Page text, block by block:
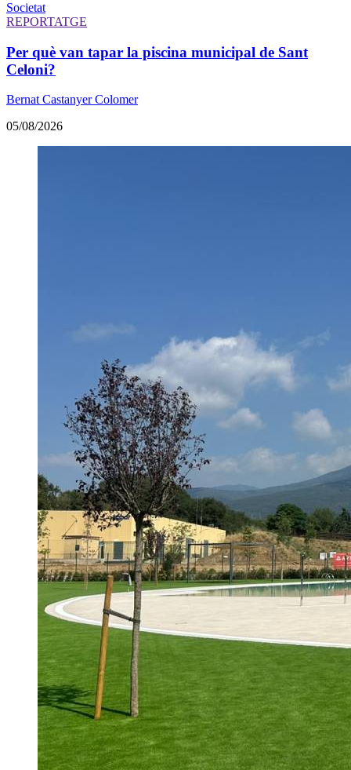
Societat
REPORTATGE
Per què van tapar la piscina municipal de Sant
Celoni?
Bernat Castanyer Colomer
05/08/2026